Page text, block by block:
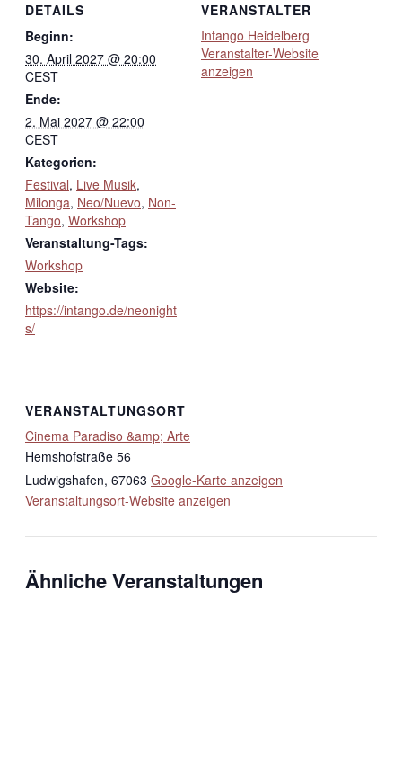
DETAILS
Beginn:
30. April 2027 @ 20:00
CEST
Ende:
2. Mai 2027 @ 22:00
CEST
Kategorien:
Festival, Live Musik,
Milonga, Neo/Nuevo, Non-
Tango, Workshop
Veranstaltung-Tags:
Workshop
Website:
https://intango.de/neonight
s/
VERANSTALTER
Intango Heidelberg
Veranstalter-Website
anzeigen
VERANSTALTUNGSORT
Cinema Paradiso &amp; Arte
Hemshofstraße 56
Ludwigshafen, 67063 Google-Karte anzeigen
Veranstaltungsort-Website anzeigen
Ähnliche Veranstaltungen